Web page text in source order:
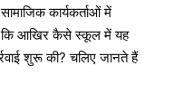
कार्यकर्ताओं में
कि आखिर कैसे स्कूल में यह
शुरू की? चलिए जानते हैं